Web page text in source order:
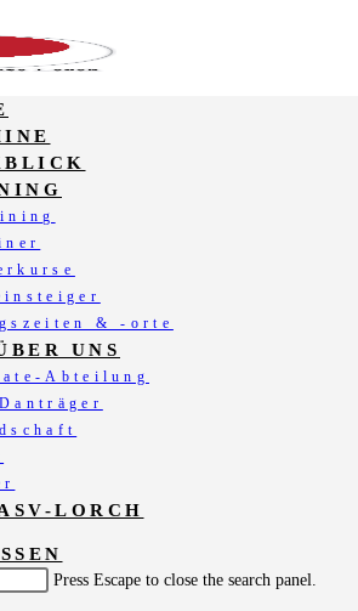
& -orte
UNS
Abteilung
LORCH
Press Escape to close the search panel.